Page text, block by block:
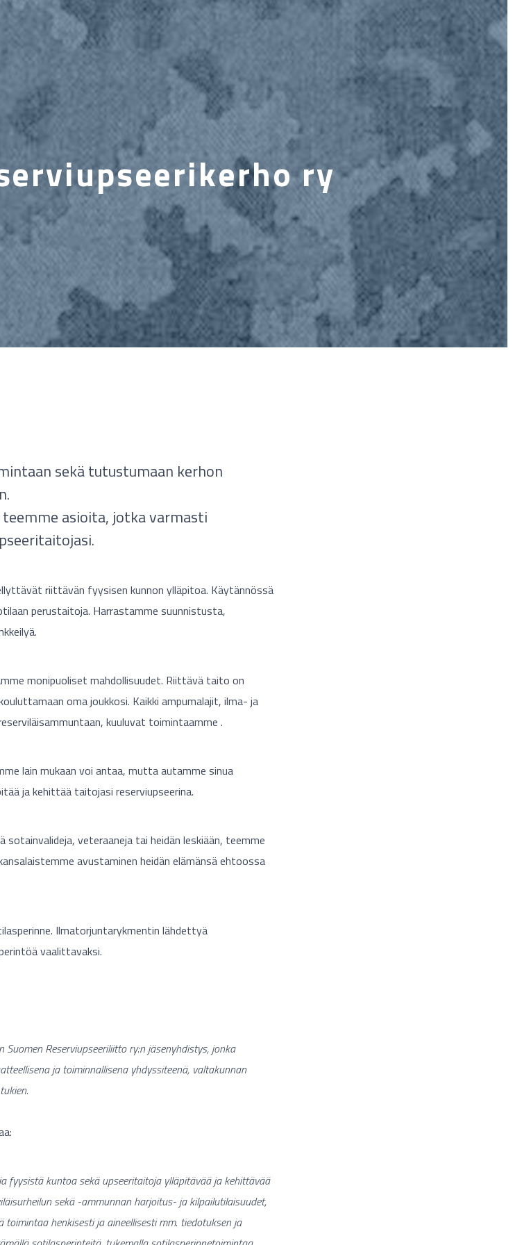
ry
sekä tutustumaan kerhon
asioita, jotka varmasti
riittävän fyysisen kunnon ylläpitoa. Käytännössä
perustaitoja. Harrastamme suunnistusta,
monipuoliset mahdollisuudet. Riittävä taito on
oma joukkosi. Kaikki ampumalajit, ilma- ja
kuuluvat toimintaamme .
lain mukaan voi antaa, mutta autamme sinua
ja kehittää taitojasi reserviupseerina.
sotainvalideja, veteraaneja tai heidän leskiään, teemme
avustaminen heidän elämänsä ehtoossa
Ilmatorjuntarykmentin lähdettyä
vaalittavaksi.
Suomen Reserviupseeriliitto ry:n jäsenyhdistys, jonka
ja toiminnallisena yhdyssiteenä, valtakunnan
fyysistä kuntoa sekä upseeritaitoja ylläpitävää ja kehittävää
sekä -ammunnan harjoitus- ja kilpailutilaisuudet,
henkisesti ja aineellisesti mm. tiedotuksen ja